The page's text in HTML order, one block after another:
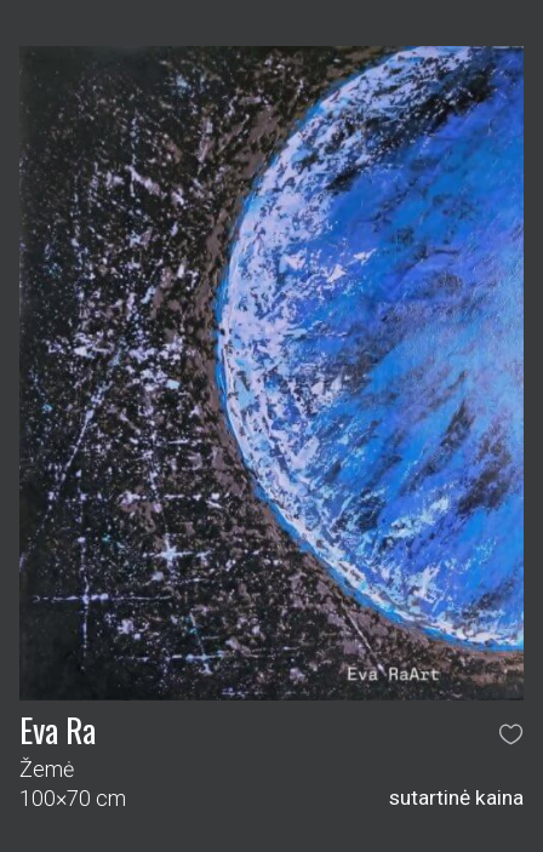
Eva Ra
Žemė
100×70 cm
sutartinė kaina